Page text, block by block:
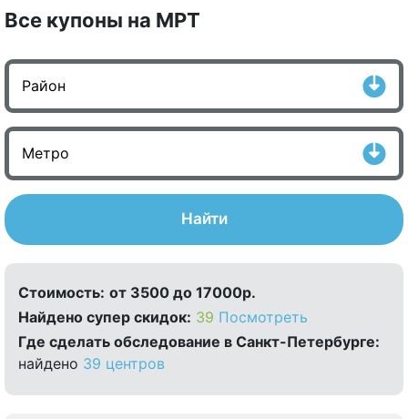
Все купоны на МРТ
Найти
Стоимость: от 3500 до 17000р.
Найдено cупер скидок: 39 Посмотреть
Где сделать обследование в Санкт-Петербурге:
найдено 39 центров